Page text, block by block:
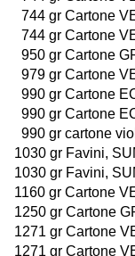
1030 gr Favini,